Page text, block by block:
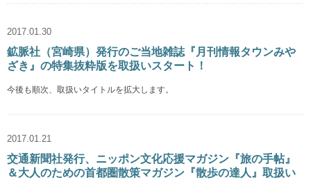
2017.01.30
鉱脈社（宮崎県）発行のご当地雑誌『月刊情報タウンみや
ざき』の特集抜粋版を取扱いスタート！
今後も順次、取扱いタイトルを拡大します。
2017.01.21
交通新聞社発行、ニッポン文化応援マガジン『旅の手帖』
＆大人のための首都圏散策マガジン『散歩の達人』取扱い